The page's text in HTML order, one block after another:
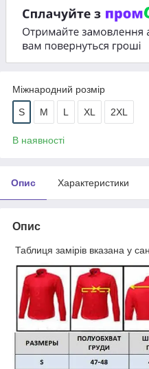
Міжнародний розмір
S M L XL 2XL
В наявності
Опис Характеристики
Опис
Таблиця замірів вказана у